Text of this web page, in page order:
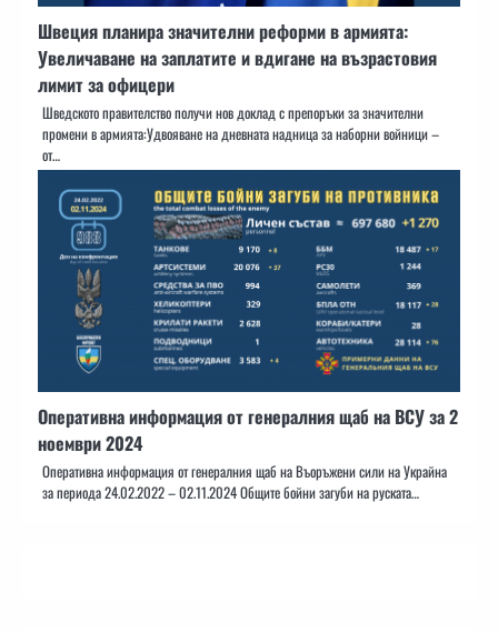
Швеция планира значителни реформи в армията:
Увеличаване на заплатите и вдигане на възрастовия
лимит за офицери
Шведското правителство получи нов доклад с препоръки за значителни
промени в армията:Удвояване на дневната надница за наборни войници –
от…
Оперативна информация от генералния щаб на ВСУ за 2
ноември 2024
Оперативна информация от генералния щаб на Въоръжени сили на Украйна
за периода 24.02.2022 – 02.11.2024 Общите бойни загуби на руската…